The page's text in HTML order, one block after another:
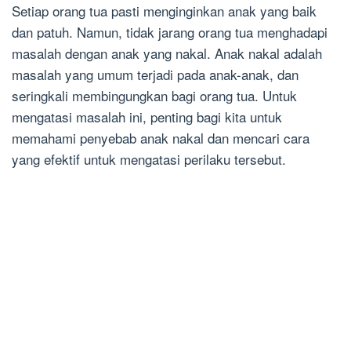
Setiap orang tua pasti menginginkan anak yang baik
dan patuh. Namun, tidak jarang orang tua menghadapi
masalah dengan anak yang nakal. Anak nakal adalah
masalah yang umum terjadi pada anak-anak, dan
seringkali membingungkan bagi orang tua. Untuk
mengatasi masalah ini, penting bagi kita untuk
memahami penyebab anak nakal dan mencari cara
yang efektif untuk mengatasi perilaku tersebut.